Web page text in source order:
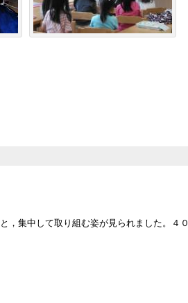
，集中して取り組む姿が見られました。４０